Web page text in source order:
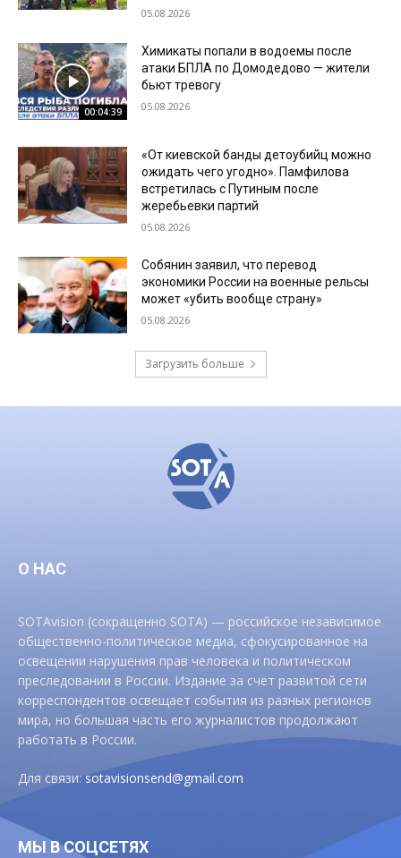
05.08.2026
00:04:39
Химикаты попали в водоемы после
атаки БПЛА по Домодедово — жители
бьют тревогу
05.08.2026
«От киевской банды детоубийц можно
ожидать чего угодно». Памфилова
встретилась с Путиным после
жеребьевки партий
05.08.2026
Собянин заявил, что перевод
экономики России на военные рельсы
может «убить вообще страну»
05.08.2026
Загрузить больше
О НАС
SOTAvision (сокращенно SOTA) — российское независимое
общественно-политическое медиа, сфокусированное на
освещении нарушения прав человека и политическом
преследовании в России. Издание за счет развитой сети
корреспондентов освещает события из разных регионов
мира, но большая часть его журналистов продолжают
работать в России.
Для связи:sotavisionsend@gmail.com
МЫ В СОЦСЕТЯХ